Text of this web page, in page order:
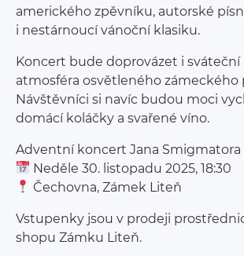
amerického zpěvníku, autorské
i nestárnoucí vánoční klasiku.
Koncert bude doprovázet i sváteční
atmosféra osvětleného zámeckého
Návštěvníci si navíc budou moci
domácí koláčky a svařené víno.
Adventní koncert Jana Smigmatora
Neděle 30. listopadu 2025, 18:30
Čechovna, Zámek Liteň
Vstupenky jsou v prodeji
shopu Zámku Liteň.